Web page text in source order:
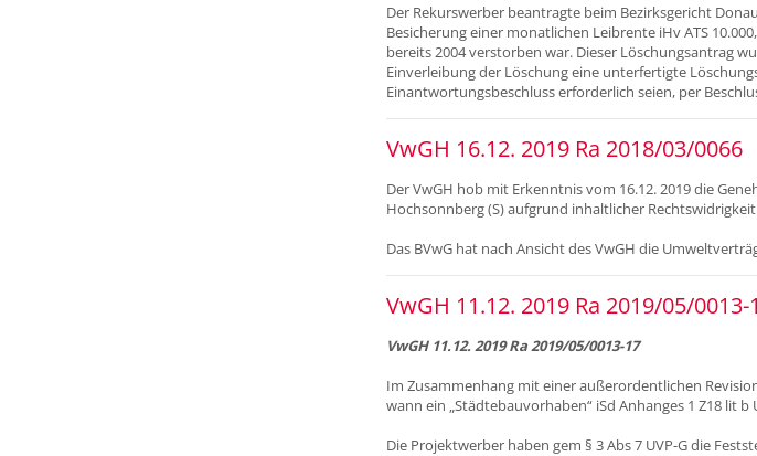
Der Rekurswerber beantragte beim Bezirksgericht
Besicherung einer monatlichen Leibrente iHv ATS
bereits 2004 verstorben war. Dieser Löschungsantrag
Einverleibung der Löschung eine unterfertigte
Einantwortungsbeschluss erforderlich seien, per
VwGH 16.12. 2019 Ra 2018/03/0066
Der VwGH hob mit Erkenntnis vom 16.12. 2019 die
Hochsonnberg (S) aufgrund inhaltlicher
Das BVwG hat nach Ansicht des VwGH die
VwGH 11.12. 2019 Ra 2019/05/0013-
VwGH 11.12. 2019 Ra 2019/05/0013-17
Im Zusammenhang mit einer außerordentlichen
wann ein „Städtebauvorhaben“ iSd Anhanges 1 Z18 lit b
Die Projektwerber haben gem § 3 Abs 7 UVP-G die